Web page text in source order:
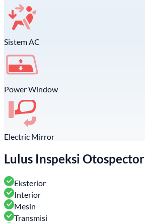
Sistem AC
Power Window
Electric Mirror
Lulus Inspeksi Otospector
Eksterior
Interior
Mesin
Transmisi